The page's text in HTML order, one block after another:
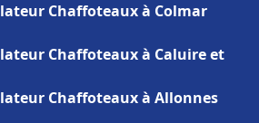
Chaffoteaux à Colmar
Chaffoteaux à Caluire et
Chaffoteaux à Allonnes